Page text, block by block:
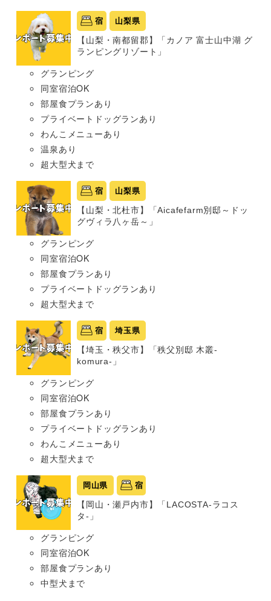
宿 山梨県
【山梨・南都留郡】「カノア 富士山中湖 グ
ランピングリゾート」
グランピング
同室宿泊OK
部屋食プランあり
プライベートドッグランあり
わんこメニューあり
温泉あり
超大型犬まで
宿 山梨県
【山梨・北杜市】「Aicafefarm別邸～ドッ
グヴィラ八ヶ岳～」
グランピング
同室宿泊OK
部屋食プランあり
プライベートドッグランあり
超大型犬まで
宿 埼玉県
【埼玉・秩父市】「秩父別邸 木叢-
komura-」
グランピング
同室宿泊OK
部屋食プランあり
プライベートドッグランあり
わんこメニューあり
超大型犬まで
岡山県 宿
【岡山・瀬戸内市】「LACOSTA-ラコス
タ-」
グランピング
同室宿泊OK
部屋食プランあり
中型犬まで